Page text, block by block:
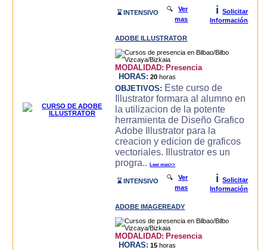
⌛ INTENSIVO 🔍Ver
mas
i
Solicitar
Información
ADOBE ILLUSTRATOR
MODALIDAD: Presencia
HORAS: 20 horas
OBJETIVOS: Este curso de
Illustrator formara al alumno en
la utilizacion de la potente
herramienta de Diseño Grafico
Adobe Illustrator para la
creacion y edicion de graficos
vectoriales. Illustrator es un
progra..Leer mas>>
⌛ INTENSIVO 🔍Ver
mas
i
Solicitar
Información
ADOBE IMAGEREADY
MODALIDAD: Presencia
HORAS: 15 horas